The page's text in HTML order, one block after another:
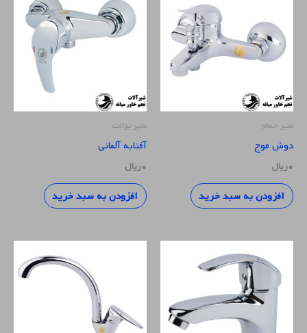
شیر حمام
دوش موج
۰ریال
افزودن به سبد خرید
شیر توالت
آفتابه آلمانی
۰ریال
افزودن به سبد خرید